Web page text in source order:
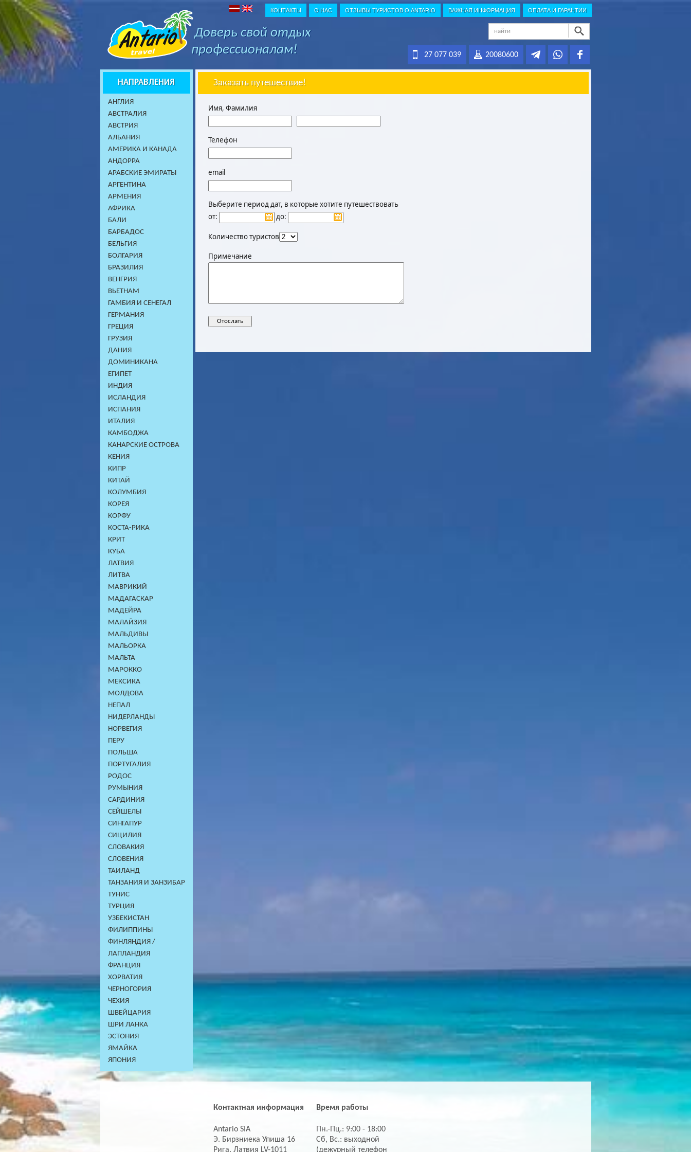
КОНТАКТЫ О НАС ОТЗЫВЫ ТУРИСТОВ О ANTARIO ВАЖНАЯ ИНФОРМАЦИЯ ОПЛАТА И ГАРАНТИИ
Доверь свой отдых
профессионалам!
20080600
27 077 039
НАПРАВЛЕНИЯ
AНГЛИЯ
АВСТРАЛИЯ
АВСТРИЯ
АЛБАНИЯ
АМЕРИКА И КАНАДА
АНДОРРА
АРАБСКИЕ ЭМИРАТЫ
АРГЕНТИНА
АРМЕНИЯ
АФРИКА
БАЛИ
БАРБАДОС
БЕЛЬГИЯ
БОЛГАРИЯ
БРАЗИЛИЯ
ВЕНГРИЯ
ВЬЕТНАМ
ГАМБИЯ И СЕНЕГАЛ
ГЕРМАНИЯ
ГРЕЦИЯ
ГРУЗИЯ
ДАНИЯ
ДОМИНИКАНA
ЕГИПЕТ
ИНДИЯ
ИСЛАНДИЯ
ИСПАНИЯ
ИТАЛИЯ
КАМБОДЖA
КАНАРСКИЕ ОСТРОВА
КЕНИЯ
КИПР
КИТАЙ
КОЛУМБИЯ
КОРЕЯ
КОРФУ
КОСТА-РИКА
КРИТ
КУБА
ЛАТВИЯ
ЛИТВА
МАВРИКИЙ
МАДАГАСКАР
МАДЕЙРА
МАЛАЙЗИЯ
МАЛЬДИВЫ
МАЛЬОРКА
МАЛЬТА
МАРОККО
МЕКСИКА
МОЛДОВА
НЕПАЛ
НИДЕРЛАНДЫ
НОРВЕГИЯ
ПЕРУ
ПОЛЬША
ПОРТУГАЛИЯ
РОДОС
РУМЫНИЯ
САРДИНИЯ
СЕЙШЕЛЫ
СИНГАПУР
СИЦИЛИЯ
СЛОВАКИЯ
СЛОВЕНИЯ
ТАИЛАНД
ТАНЗАНИЯ И ЗАНЗИБАР
ТУНИС
ТУРЦИЯ
УЗБЕКИСТАН
ФИЛИППИНЫ
ФИНЛЯНДИЯ /
ЛАПЛАНДИЯ
ФРАНЦИЯ
ХОРВАТИЯ
ЧЕРНОГОРИЯ
ЧЕХИЯ
ШВЕЙЦАРИЯ
ШРИ ЛАНКА
ЭСТОНИЯ
ЯМАЙКА
ЯПОНИЯ
Заказать путешествие!
Имя, Фамилия
Телефон
email
Выберите период дат, в которые хотите путешествовать
от:
до:
Количество туристов
Примечание
Контактная информация
Antario SIA
Э. Бирзниека Упиша 16
Рига, Латвия LV-1011
Время работы
Пн.-Пц.: 9:00 - 18:00
Сб, Вс.: выходной
(дежурный телефон